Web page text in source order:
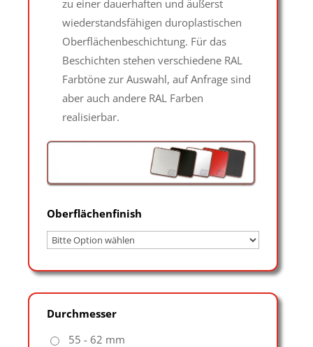
zu einer dauerhaften und äußerst
wiederstandsfähigen duroplastischen
Oberflächenbeschichtung. Für das
Beschichten stehen verschiedene RAL
Farbtöne zur Auswahl, auf Anfrage sind
aber auch andere RAL Farben
realisierbar.
Oberflächenfinish
Durchmesser
55 - 62 mm